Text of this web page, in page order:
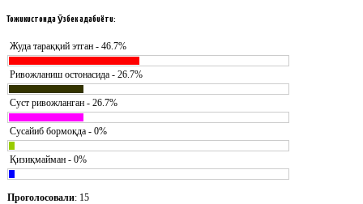
Тожикистондаӯзбек адабиёти:
Жуда тараққий этган - 46.7%
Ривожланиш остонасида - 26.7%
Суст ривожланган - 26.7%
Сусайиб бормоқда - 0%
Қизиқмайман - 0%
Проголосовали: 15